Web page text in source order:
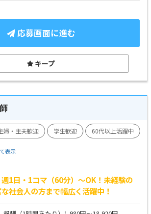
応募画面に進む
キープ
婦・主夫歓迎 学生歓迎
60代以上活躍中
表示
週1日・1コマ（60分）～OK！未経験の
社会人の方まで幅広く活躍中！